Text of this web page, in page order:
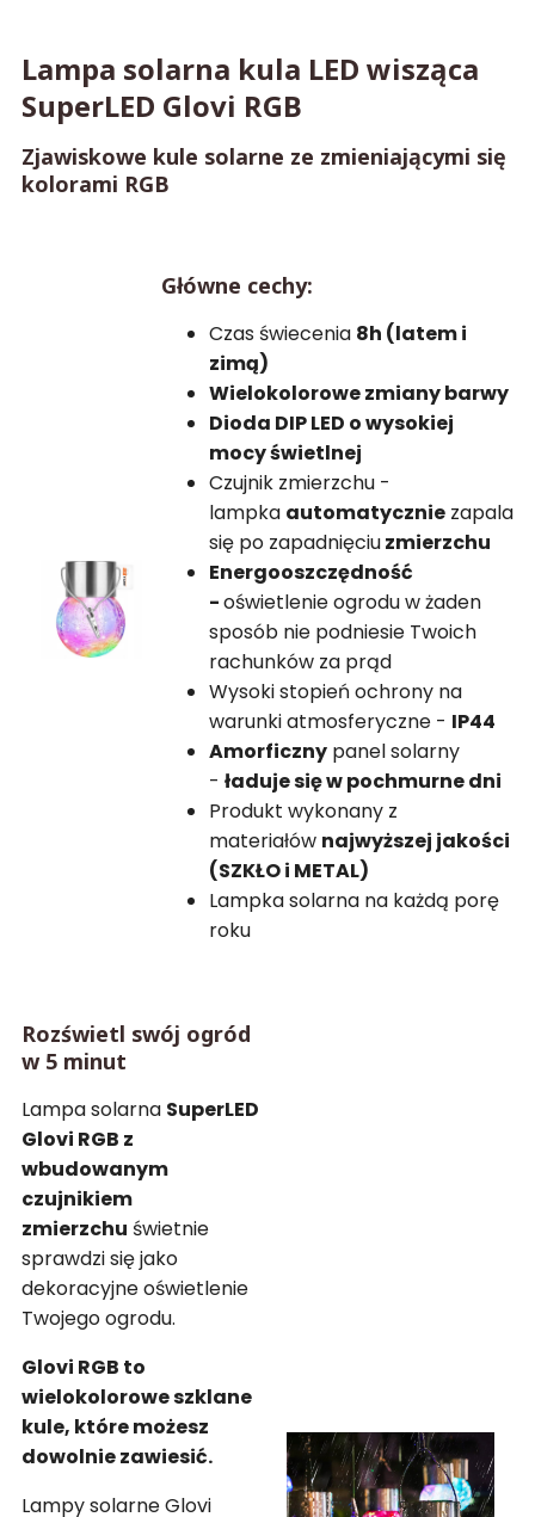
Lampa solarna kula LED wisząca
SuperLED Glovi RGB
Zjawiskowe kule solarne ze zmieniającymi się
kolorami RGB
Główne cechy:
Czas świecenia 8h (latem i
zimą)
Wielokolorowe zmiany barwy
Dioda DIP LED o wysokiej
mocy świetlnej
Czujnik zmierzchu -
lampka automatycznie zapala
się po zapadnięciuzmierzchu
Energooszczędność
-oświetlenie ogrodu w żaden
sposób nie podniesie Twoich
rachunków za prąd
Wysoki stopień ochrony na
warunki atmosferyczne - IP44
Amorficzny panel solarny
- ładuje się w pochmurne dni
Produkt wykonany z
materiałów najwyższej jakości
(SZKŁO i METAL)
Lampka solarna na każdą porę
roku
Rozświetl swój ogród
w 5 minut
Lampa solarna SuperLED
Glovi RGB z
wbudowanym
czujnikiem
zmierzchu świetnie
sprawdzi się jako
dekoracyjne oświetlenie
Twojego ogrodu.
Glovi RGB to
wielokolorowe szklane
kule, które możesz
dowolnie zawiesić.
Lampy solarne Glovi